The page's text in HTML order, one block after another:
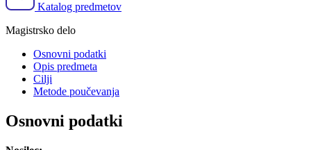
Katalog predmetov
Magistrsko delo
Osnovni podatki
Opis predmeta
Cilji
Metode poučevanja
Osnovni podatki